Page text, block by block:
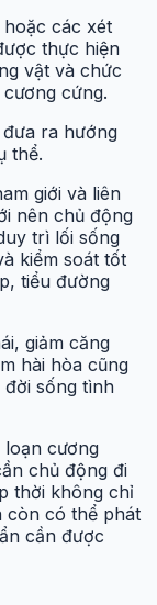
các xét
thực hiện
vật và chức
cứng.
ra hướng
thể.
giới và liên
nên chủ động
trì lối sống
kiểm soát tốt
tiểu đường
giảm căng
hài hòa cũng
sống tình
loạn cương
chủ động đi
thời không chỉ
còn có thể phát
cần được